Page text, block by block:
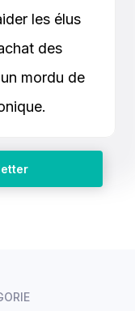
les élus
des
mordu de